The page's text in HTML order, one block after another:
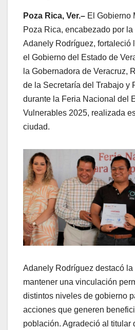
Poza Rica, Ver.– El Gobierno
Poza Rica, encabezado por
Adanely Rodríguez, fortaleció
el Gobierno del Estado de
la Gobernadora de Veracruz,
de la Secretaría del Trabajo y
durante la Feria Nacional del
Vulnerables 2025, realizada
ciudad.
Adanely Rodríguez destacó
mantener una vinculación
distintos niveles de gobierno
acciones que generen
población. Agradeció al titular